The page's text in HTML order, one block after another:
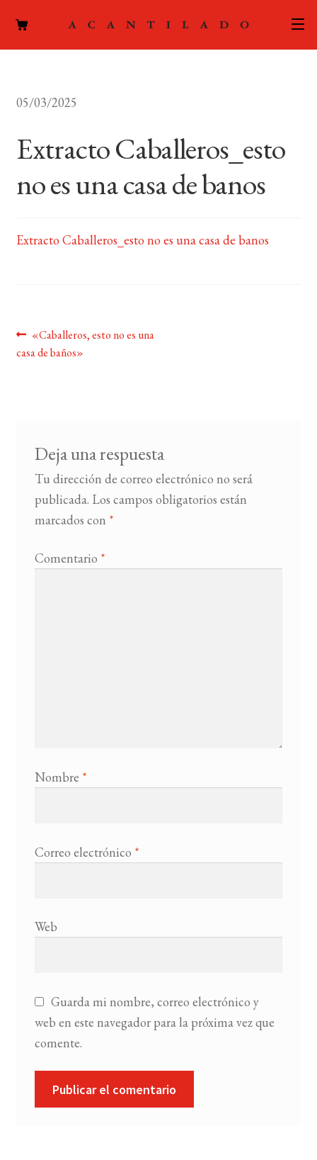
menú
ACTUALIDAD
PODCAST
FOREIGN RIGHTS
05/03/2025
Extracto Caballeros_esto
no es una casa de banos
Extracto Caballeros_esto no es una casa de banos
Navegación
de
Anterior:
«Caballeros, esto no es una
casa de baños»
Deja una respuesta
Tu dirección de correo electrónico no será
publicada. Los campos obligatorios están
marcados con *
Comentario *
Nombre *
Correo electrónico *
Web
Guarda mi nombre, correo electrónico y
web en este navegador para la próxima vez que
comente.